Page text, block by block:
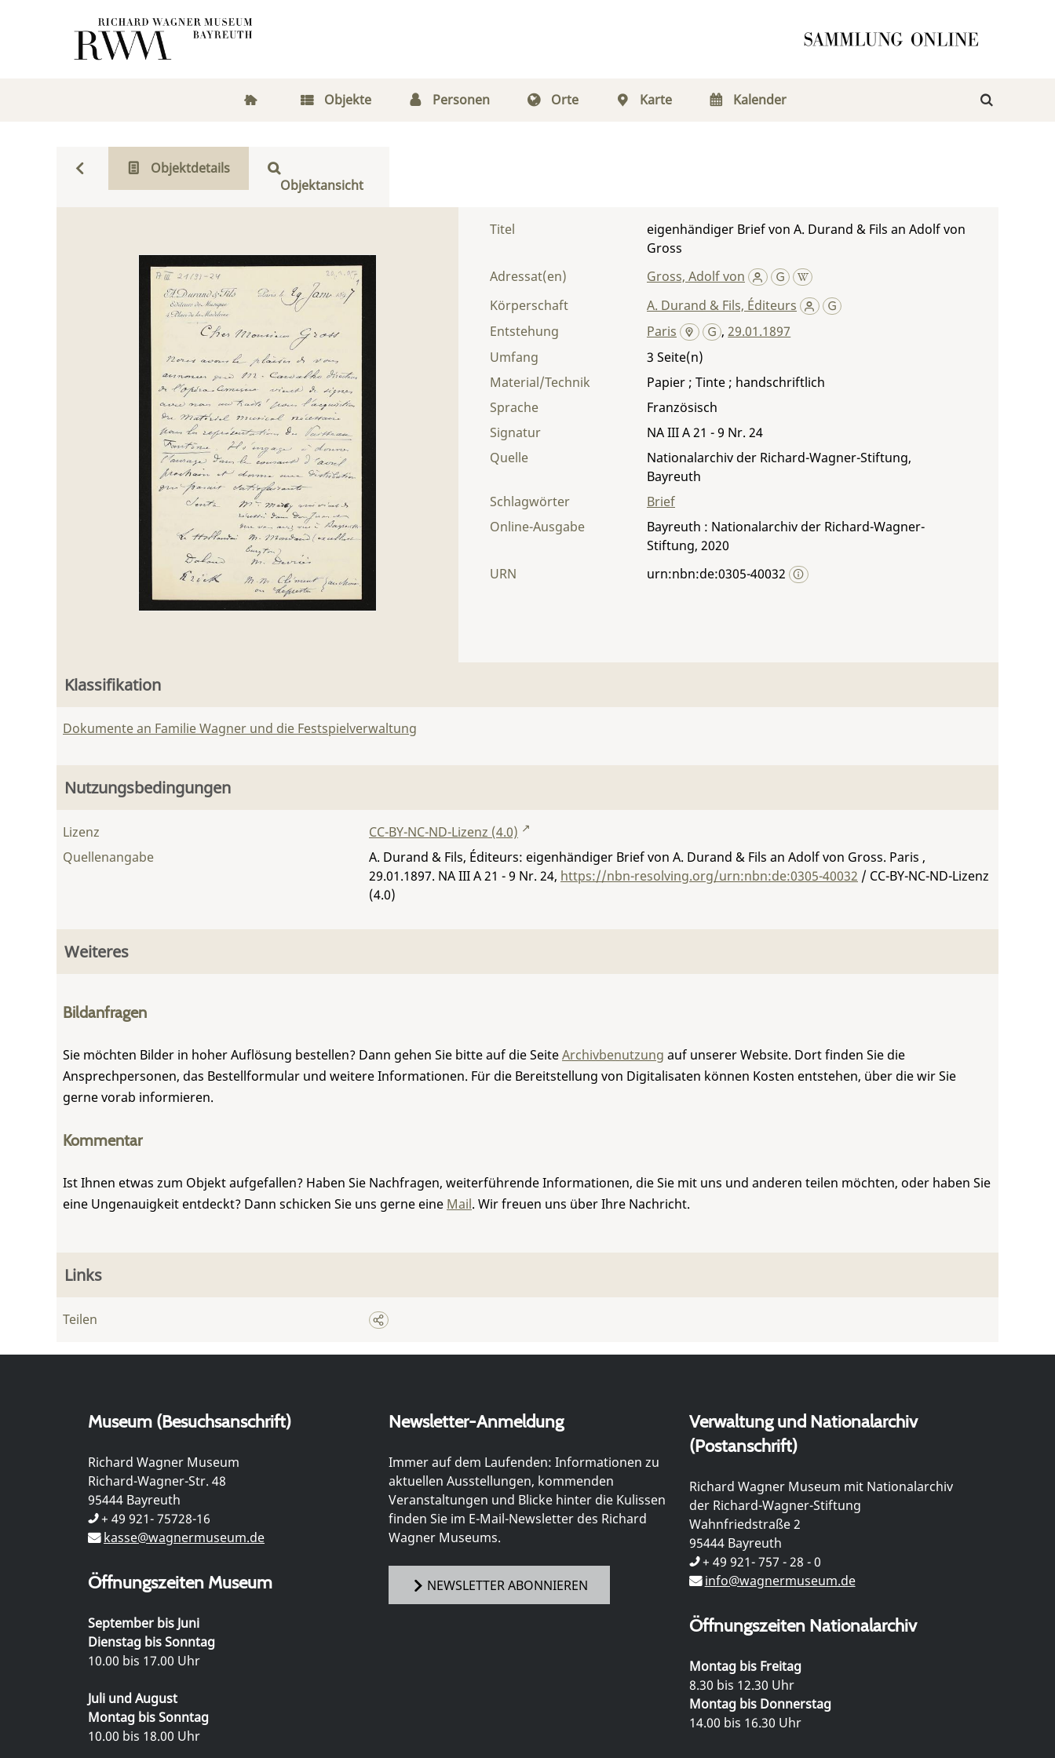
Objekte Personen Orte Karte Kalender
Objektdetails
Objektansicht
Titel
eigenhändiger Brief von A. Durand & Fils an Adolf von
Gross
Adressat(en)
Gross, Adolf von
Körperschaft
A. Durand & Fils, Éditeurs
Entstehung
Paris ,29.01.1897
Umfang
3
Material/Technik
Papier ; Tinte ; handschriftlich
Sprache
Französisch
Signatur
NA III A 21 - 9 Nr. 24
Quelle
Nationalarchiv der Richard-Wagner-Stiftung,
Bayreuth
Schlagwörter
Brief
Online-Ausgabe
Bayreuth : Nationalarchiv der Richard-Wagner-
Stiftung, 2020
URN
urn:nbn:de:0305-40032
Klassifikation
Dokumente an Familie Wagner und die Festspielverwaltung
Nutzungsbedingungen
Lizenz
CC-BY-NC-ND-Lizenz (4.0)
Quellenangabe
A. Durand & Fils, Éditeurs: eigenhändiger Brief von A. Durand & Fils an Adolf von Gross. Paris ,
29.01.1897. NA III A 21 - 9 Nr. 24, https://nbn-resolving.org/urn:nbn:de:0305-40032 / CC-BY-NC-ND-Lizenz
(4.0)
Weiteres
Bildanfragen
Sie möchten Bilder in hoher Auflösung bestellen? Dann gehen Sie bitte auf die SeiteArchivbenutzung auf unserer Website. Dort finden Sie die
Ansprechpersonen, das Bestellformular und weitere Informationen. Für die Bereitstellung von Digitalisaten können Kosten entstehen, über die wir Sie
gerne vorab informieren.
Kommentar
Ist Ihnen etwas zum Objekt aufgefallen? Haben Sie Nachfragen, weiterführende Informationen, die Sie mit uns und anderen teilen möchten, oder haben Sie
eine Ungenauigkeit entdeckt? Dann schicken Sie uns gerne eine Mail. Wir freuen uns über Ihre Nachricht.
Links
Teilen
Museum (Besuchsanschrift)
Richard Wagner Museum
Richard-Wagner-Str. 48
95444 Bayreuth
+ 49 921- 75728-16
kasse@wagnermuseum.de
Öffnungszeiten Museum
September bis Juni
Dienstag bis Sonntag
10.00 bis 17.00 Uhr
Juli und August
Montag bis Sonntag
10.00 bis 18.00 Uhr
Newsletter-Anmeldung
Immer auf dem Laufenden: Informationen zu
aktuellen Ausstellungen, kommenden
Veranstaltungen und Blicke hinter die Kulissen
finden Sie im E-Mail-Newsletter des Richard
Wagner Museums.
NEWSLETTER ABONNIEREN
Verwaltung und Nationalarchiv
(Postanschrift)
Richard Wagner Museum mit Nationalarchiv
der Richard-Wagner-Stiftung
Wahnfriedstraße 2
95444 Bayreuth
+ 49 921- 757 - 28 - 0
info@wagnermuseum.de
Öffnungszeiten Nationalarchiv
Montag bis Freitag
8.30 bis 12.30 Uhr
Montag bis Donnerstag
14.00 bis 16.30 Uhr